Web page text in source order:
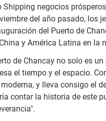
Shipping negocios
del año pasado, los
del Puerto de
y América Latina en la
de Chancay no solo es
el tiempo y el espacio.
y lleva consigo el
contar la historia de este